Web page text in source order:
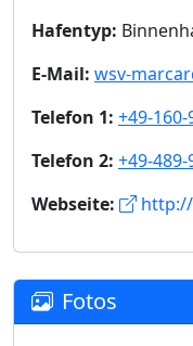
Hafentyp:
E-Mail: wsv-
Telefon 1: +49-
Telefon 2: +49-
Webseite:
Fotos